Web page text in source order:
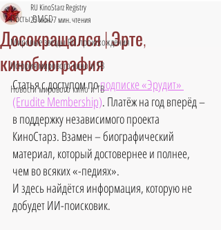
Посты DMSD
Мировые звёзды RU происхождения
История мирового кино и ТВ
Новости мирового кино и ТВ
Досокращался | Эрте,
кинобиография
RU KinoStarz Registry
25 июн.7 мин. чтения
Статья с доступом по подписке «Эрудит»
(Erudite Membership). Платёж на год вперёд –
в поддержку независимого проекта
КиноСтарз. Взамен – биографический
материал, который достовернее и полнее,
чем во всяких «-педиях».
И здесь найдётся информация, которую не
добудет ИИ-поисковик.